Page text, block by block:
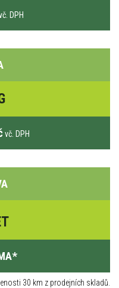
DPH
vč. DPH
*
30 km z prodejních skladů.